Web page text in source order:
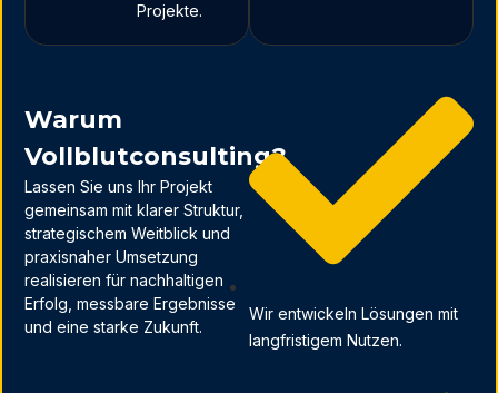
Projekte.
Warum
Vollblutconsulting?
Lassen Sie uns Ihr Projekt
gemeinsam mit klarer Struktur,
strategischem Weitblick und
praxisnaher Umsetzung
realisieren für nachhaltigen
Erfolg, messbare Ergebnisse
und eine starke Zukunft.
Wir entwickeln Lösungen mit
langfristigem Nutzen.